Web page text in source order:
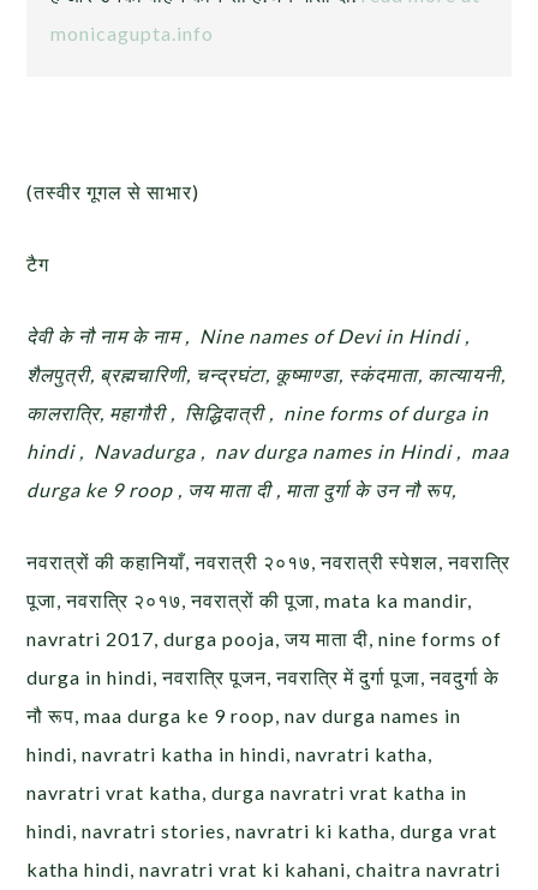
monicagupta.info
(तस्वीर गूगल से साभार)
टैग
देवी के नौ नाम के नाम , Nine names of Devi in Hindi ,
शैलपुत्री, ब्रह्मचारिणी, चन्द्रघंटा, कूष्माण्डा, स्कंदमाता, कात्यायनी,
कालरात्रि, महागौरी , सिद्धिदात्री , nine forms of durga in
hindi , Navadurga , nav durga names in Hindi , maa
durga ke 9 roop , जय माता दी , माता दुर्गा के उन नौ रूप,
नवरात्रों की कहानियाँ, नवरात्री २०१७, नवरात्री स्पेशल, नवरात्रि
पूजा, नवरात्रि २०१७, नवरात्रों की पूजा, mata ka mandir,
navratri 2017, durga pooja, जय माता दी, nine forms of
durga in hindi, नवरात्रि पूजन, नवरात्रि में दुर्गा पूजा, नवदुर्गा के
नौ रूप, maa durga ke 9 roop, nav durga names in
hindi, navratri katha in hindi, navratri katha,
navratri vrat katha, durga navratri vrat katha in
hindi, navratri stories, navratri ki katha, durga vrat
katha hindi, navratri vrat ki kahani, chaitra navratri